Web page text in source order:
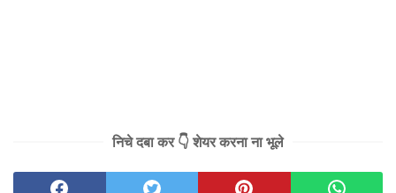
निचे दबा कर 👇 शेयर करना ना भूले